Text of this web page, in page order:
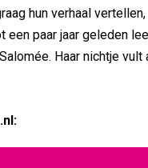
hun verhaal
paar jaar geleden
Haar nichtje vult